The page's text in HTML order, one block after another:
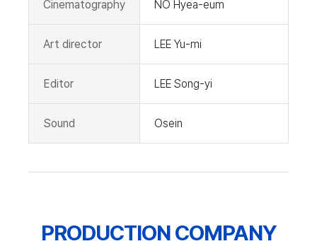
Cinematography NO Hyea-eum
Art director LEE Yu-mi
Editor LEE Song-yi
Sound Osein
PRODUCTION COMPANY